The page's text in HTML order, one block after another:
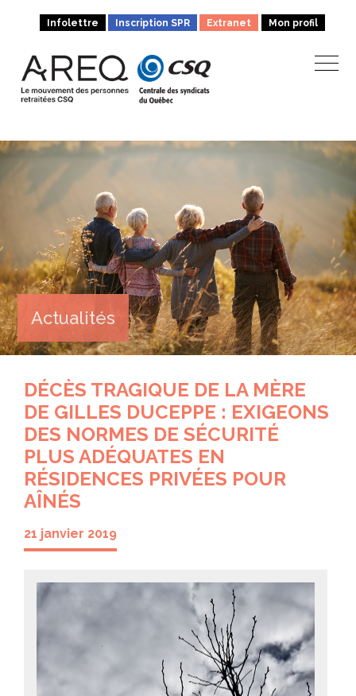
Infolettre Inscription SPR Extranet Mon profil
Actualités
DÉCÈS TRAGIQUE DE LA MÈRE
DE GILLES DUCEPPE : EXIGEONS
DES NORMES DE SÉCURITÉ
PLUS ADÉQUATES EN
RÉSIDENCES PRIVÉES POUR
AÎNÉS
21 janvier 2019